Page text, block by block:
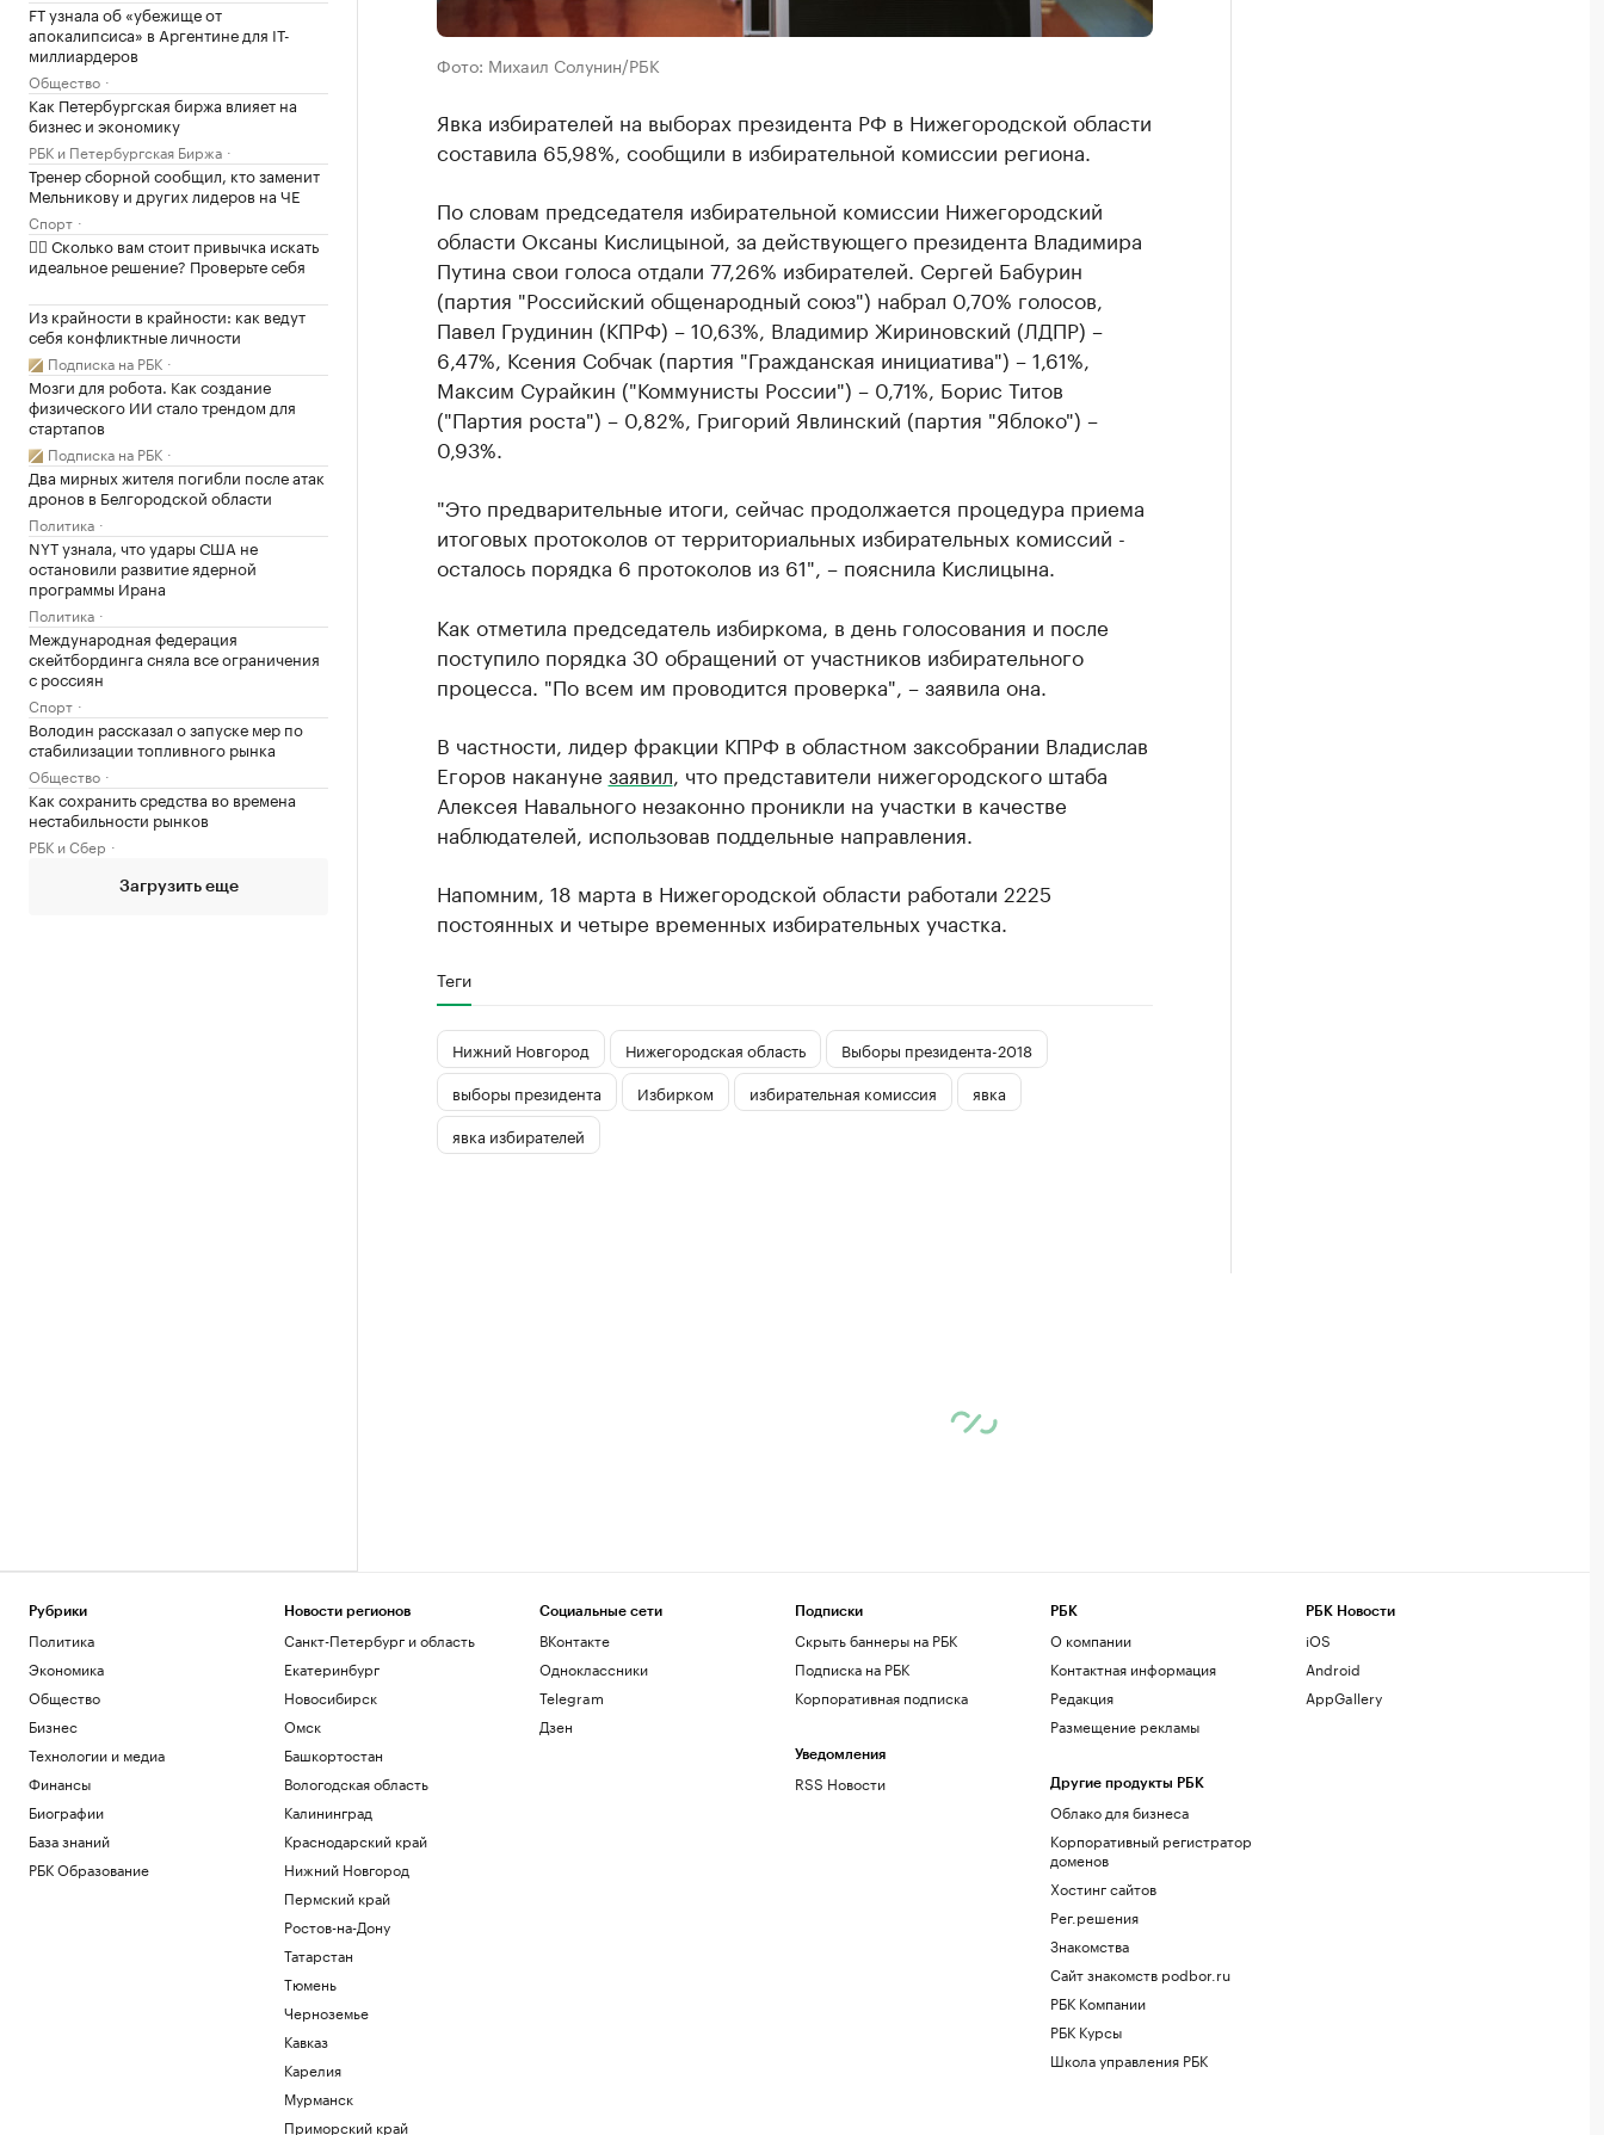
FT узнала об «убежище от
апокалипсиса» в Аргентине для IT-
миллиардеров
Общество
Как Петербургская биржа влияет на
бизнес и экономику
РБК и Петербургская Биржа
Тренер сборной сообщил, кто заменит
Мельникову и других лидеров на ЧЕ
Спорт
✍🏻 Сколько вам стоит привычка искать
идеальное решение? Проверьте себя
Из крайности в крайности: как ведут
себя конфликтные личности
Подписка на РБК
Мозги для робота. Как создание
физического ИИ стало трендом для
стартапов
Подписка на РБК
Два мирных жителя погибли после атак
дронов в Белгородской области
Политика
NYT узнала, что удары США не
остановили развитие ядерной
программы Ирана
Политика
Международная федерация
скейтбординга сняла все ограничения
с россиян
Спорт
Володин рассказал о запуске мер по
стабилизации топливного рынка
Общество
Как сохранить средства во времена
нестабильности рынков
РБК и Сбер
Загрузить еще
Фото: Михаил Солунин/РБК
Явка избирателей на выборах президента РФ в Нижегородской области
составила 65,98%, сообщили в избирательной комиссии региона.
По словам председателя избирательной комиссии Нижегородский
области Оксаны Кислицыной, за действующего президента Владимира
Путина свои голоса отдали 77,26% избирателей. Сергей Бабурин
(партия "Российский общенародный союз") набрал 0,70% голосов,
Павел Грудинин (КПРФ) – 10,63%, Владимир Жириновский (ЛДПР) –
6,47%, Ксения Собчак (партия "Гражданская инициатива") – 1,61%,
Максим Сурайкин ("Коммунисты России") – 0,71%, Борис Титов
("Партия роста") – 0,82%, Григорий Явлинский (партия "Яблоко") –
0,93%.
"Это предварительные итоги, сейчас продолжается процедура приема
итоговых протоколов от территориальных избирательных комиссий -
осталось порядка 6 протоколов из 61", – пояснила Кислицына.
Как отметила председатель избиркома, в день голосования и после
поступило порядка 30 обращений от участников избирательного
процесса. "По всем им проводится проверка", – заявила она.
В частности, лидер фракции КПРФ в областном заксобрании Владислав
Егоров накануне заявил , что представители нижегородского штаба
Алексея Навального незаконно проникли на участки в качестве
наблюдателей, использовав поддельные направления.
Напомним, 18 марта в Нижегородской области работали 2225
постоянных и четыре временных избирательных участка.
Теги
Нижний Новгород Нижегородская область
Выборы президента-2018
выборы президента
Избирком избирательная комиссия
явка
явка избирателей
Рубрики
Политика
Экономика
Общество
Бизнес
Технологии и медиа
Финансы
Биографии
База знаний
РБК Образование
Новости регионов
Санкт-Петербург и область
Екатеринбург
Новосибирск
Омск
Башкортостан
Вологодская область
Калининград
Краснодарский край
Нижний Новгород
Пермский край
Ростов-на-Дону
Татарстан
Тюмень
Черноземье
Кавказ
Карелия
Мурманск
Приморский край
Социальные сети
ВКонтакте
Одноклассники
Telegram
Дзен
Подписки
Скрыть баннеры на РБК
Подписка на РБК
Корпоративная подписка
Уведомления
RSS Новости
РБК
О компании
Контактная информация
Редакция
Размещение рекламы
Другие продукты РБК
Облако для бизнеса
Корпоративный регистратор
доменов
Хостинг сайтов
Рег.решения
Знакомства
Сайт знакомств podbor.ru
РБК Компании
РБК Курсы
Школа управления РБК
РБК Новости
iOS
Android
AppGallery